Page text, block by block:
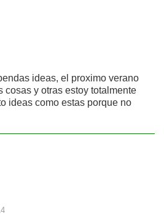
ideas, el proximo verano
cosas y otras estoy totalmente
ideas como estas porque no